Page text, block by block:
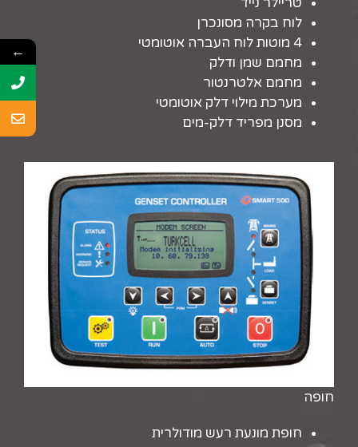
לוח בקרה מסונכרן
4 מוטות לוח העברה אוטומטי
מחמם שמן ודלק
מחמם אלטרנטור
מערכת מילוי דלק אוטומטי
מסנן מפריד דלק-מים
חופה
חופת מונעת רעש מודולרית
←